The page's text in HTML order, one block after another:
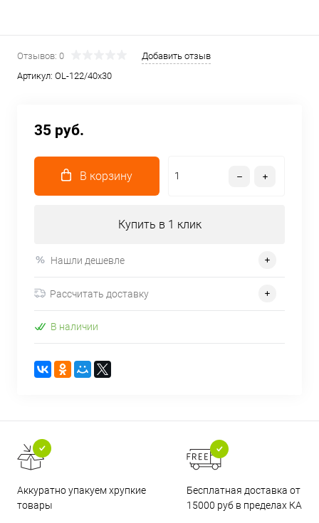
Отзывов: 0
Добавить отзыв
Артикул: OL-122/40x30
35 руб.
В корзину
Купить в 1 клик
Нашли дешевле
Рассчитать доставку
В наличии
Аккуратно упакуем хрупкие
товары
Бесплатная доставка от
15000 руб в пределах КАД